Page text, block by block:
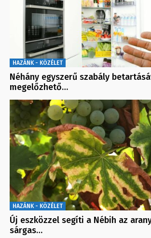
HAZÁNK - KÖZÉLET
Néhány egyszerű szabály
megelőzhető…
HAZÁNK - KÖZÉLET
Új eszközzel segíti a Nébih az
sárgas…